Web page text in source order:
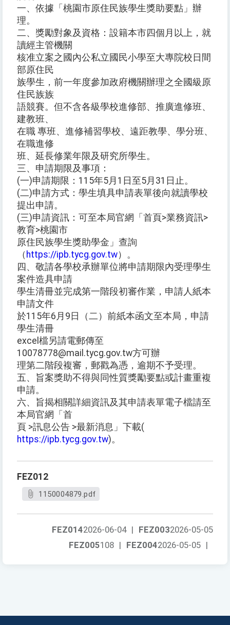
一、依據「桃園市原住民族學生獎助要點」辦
理。
二、獎勵對象及資格：設籍本市四個月以上，就
讀經主管機關
核准立案之國內公私立國民小學至大專院校日間
部原住民
族學生，前一年度參加政府機關辦理之全國級原
住民族族
語競賽。但不含各級學校進修部、推廣進修班、
建教班、
在職 專班、進修補習學校、遠距教學、學分班、
在職進修
班、延長修業年限及研究所學生。
三、申請期限及事項：
(一)申請期限：115年5月1日至5月31日止。
(二)申請方式：學生填具申請表單後向就讀學校
提出申請。
(三)申請資訊：可至本局官網「首頁>業務資訊>
教育>桃園市
原住民族學生獎助學金」查詢
（ https://ipb.tycg.gov.tw）。
四、敬請各學校承辦單位將申請期限內受理學生
案件造具申請
學生清冊並完成第一階段初審作業，申請人紙本
申請文件
於115年6月9日（二）前紙本函文至本局，申請
學生清冊
excel檔另請電郵傳至
10078778@mail.tycg.gov.tw方可辦
理第二階段複審，郵戳為憑，逾期不予受理。
五、旨案獎助不得與同性質獎勵要點或計畫重複
申請。
六、旨揭相關詳細資訊及其申請表單電子檔請至
本局官網「首
頁 >訊息公告 >最新消息」下載(
https://ipb.tycg.gov.tw)。
FEZ012
1150004879.pdf
FEZ0032026-05-05
FEZ0142026-06-04 |
FEZ0042026-05-05 |
FEZ005108 |